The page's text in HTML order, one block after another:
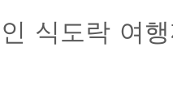
식도락 여